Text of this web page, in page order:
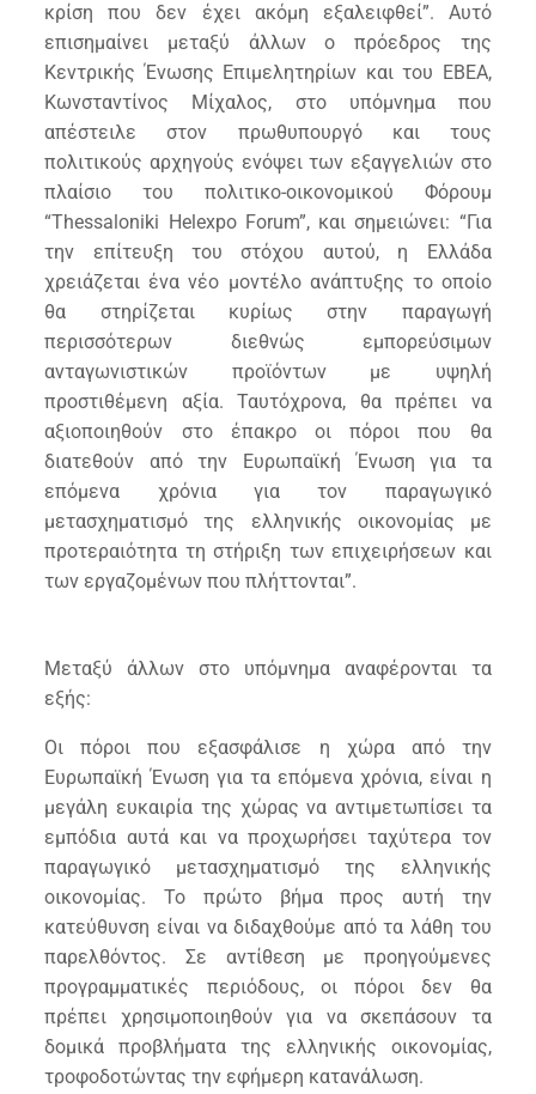
κρίση που δεν έχει ακόμη εξαλειφθεί”. Αυτό
επισημαίνει μεταξύ άλλων ο πρόεδρος της
Κεντρικής Ένωσης Επιμελητηρίων και του ΕΒΕΑ,
Κωνσταντίνος Μίχαλος, στο υπόμνημα που
απέστειλε στον πρωθυπουργό και τους
πολιτικούς αρχηγούς ενόψει των εξαγγελιών στο
πλαίσιο του πολιτικο-οικονομικού Φόρουμ
“Thessaloniki Helexpo Forum”, και σημειώνει: “Για
την επίτευξη του στόχου αυτού, η Ελλάδα
χρειάζεται ένα νέο μοντέλο ανάπτυξης το οποίο
θα στηρίζεται κυρίως στην παραγωγή
περισσότερων διεθνώς εμπορεύσιμων
ανταγωνιστικών προϊόντων με υψηλή
προστιθέμενη αξία. Ταυτόχρονα, θα πρέπει να
αξιοποιηθούν στο έπακρο οι πόροι που θα
διατεθούν από την Ευρωπαϊκή Ένωση για τα
επόμενα χρόνια για τον παραγωγικό
μετασχηματισμό της ελληνικής οικονομίας με
προτεραιότητα τη στήριξη των επιχειρήσεων και
των εργαζομένων που πλήττονται”.
Μεταξύ άλλων στο υπόμνημα αναφέρονται τα
εξής:
Οι πόροι που εξασφάλισε η χώρα από την
Ευρωπαϊκή Ένωση για τα επόμενα χρόνια, είναι η
μεγάλη ευκαιρία της χώρας να αντιμετωπίσει τα
εμπόδια αυτά και να προχωρήσει ταχύτερα τον
παραγωγικό μετασχηματισμό της ελληνικής
οικονομίας. Το πρώτο βήμα προς αυτή την
κατεύθυνση είναι να διδαχθούμε από τα λάθη του
παρελθόντος. Σε αντίθεση με προηγούμενες
προγραμματικές περιόδους, οι πόροι δεν θα
πρέπει χρησιμοποιηθούν για να σκεπάσουν τα
δομικά προβλήματα της ελληνικής οικονομίας,
τροφοδοτώντας την εφήμερη κατανάλωση.